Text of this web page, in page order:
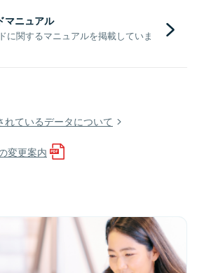
マニュアル
に関するマニュアルを掲載していま
ているデータについて
変更案内